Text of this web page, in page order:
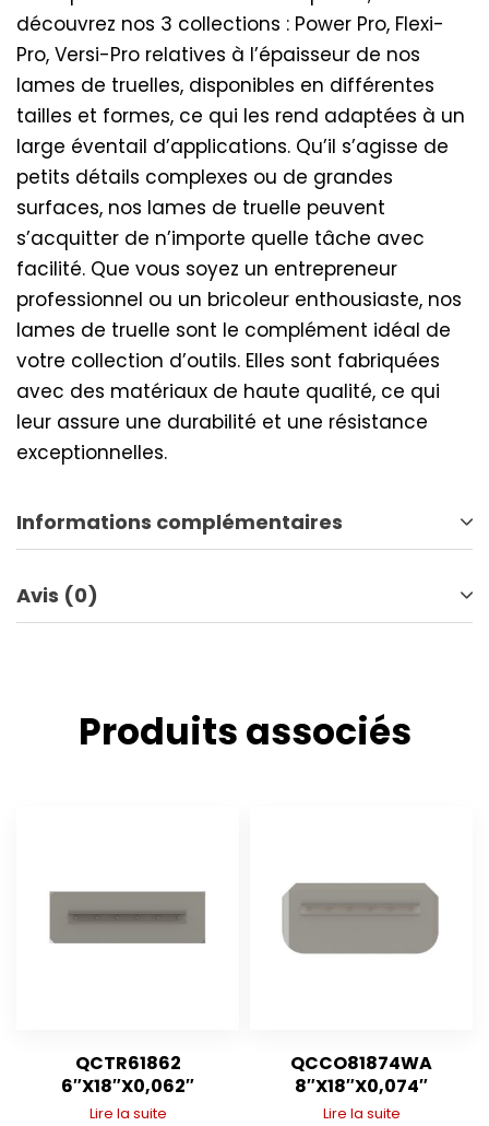
découvrez nos 3 collections : Power Pro, Flexi-
Pro, Versi-Pro relatives à l’épaisseur de nos
lames de truelles, disponibles en différentes
tailles et formes, ce qui les rend adaptées à un
large éventail d’applications. Qu’il s’agisse de
petits détails complexes ou de grandes
surfaces, nos lames de truelle peuvent
s’acquitter de n’importe quelle tâche avec
facilité. Que vous soyez un entrepreneur
professionnel ou un bricoleur enthousiaste, nos
lames de truelle sont le complément idéal de
votre collection d’outils. Elles sont fabriquées
avec des matériaux de haute qualité, ce qui
leur assure une durabilité et une résistance
exceptionnelles.
Informations complémentaires
Avis (0)
Produits associés
QCTR61862
6″X18″X0,062″
Lire la suite
QCCO81874WA
8″X18″X0,074″
Lire la suite